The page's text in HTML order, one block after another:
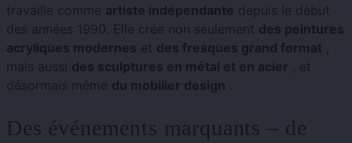
travaille comme artiste indépendante depuis le début
des années 1990. Elle crée non seulement des peintures
acryliques modernes et des fresques grand format ,
mais aussi des sculptures en métal et en acier , et
désormais même du mobilier design .
Des événements marquants – de